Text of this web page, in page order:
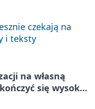
czekają na
i teksty
na własną
się wysoką